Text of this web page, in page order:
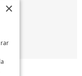
×